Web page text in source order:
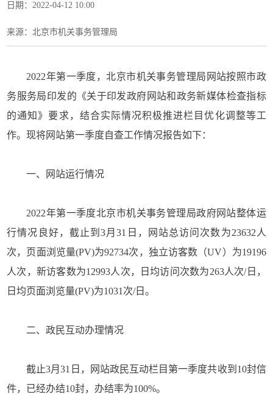
日期：2022-04-12 10:00
来源：北京市机关事务管理局
2022年第一季度，北京市机关事务管理局网站按照市政
务服务局印发的《关于印发政府网站和政务新媒体检查指标
的通知》要求，结合实际情况积极推进栏目优化调整等工
作。现将网站第一季度自查工作情况报告如下：
一、网站运行情况
2022年第一季度北京市机关事务管理局政府网站整体运
行情况良好，截止到3月31日，网站总访问次数为23632人
次，页面浏览量(PV)为92734次，独立访客数（UV）为19196
人次，新访客数为12993人次，日均访问次数为263人次/日，
日均页面浏览量(PV)为1031次/日。
二、政民互动办理情况
截止3月31日，网站政民互动栏目第一季度共收到10封信
件，已经办结10封，办结率为100%。